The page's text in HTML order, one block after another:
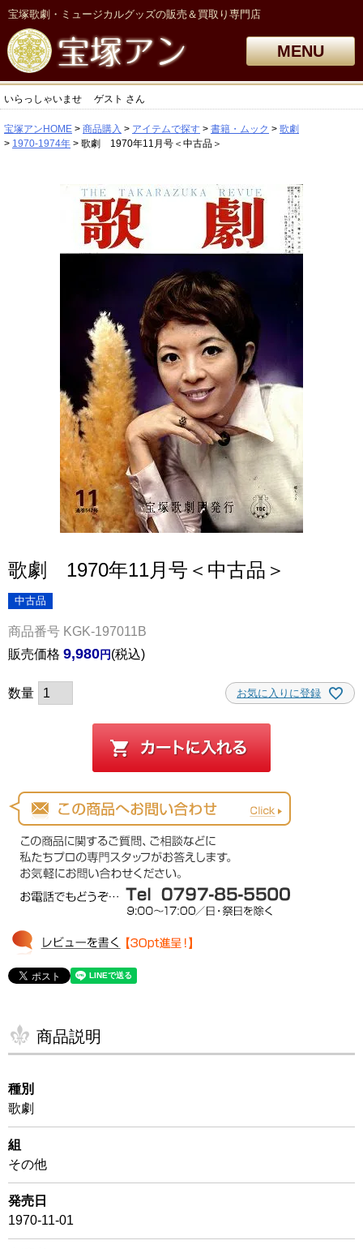
宝塚歌劇・ミュージカルグッズの販売＆買取り専門店
MENU
いらっしゃいませ ゲスト さん
宝塚アンHOME 商品購入 アイテムで探す 書籍・ムック
歌劇
1970-1974年
歌劇 1970年11月号＜中古品＞
歌劇 1970年11月号＜中古品＞
中古品
商品番号 KGK-197011B
販売価格 9,980 税込
お気に入りに登録
商品説明
種別
歌劇
組
その他
発売日
1970-11-01